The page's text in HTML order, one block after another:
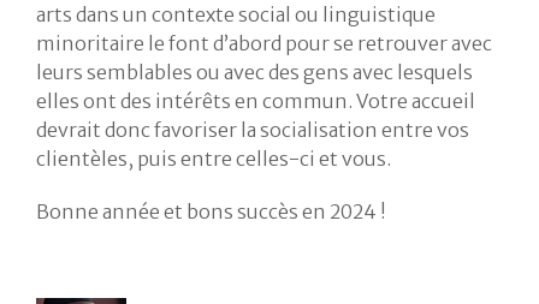
arts dans un contexte social ou linguistique
minoritaire le font d’abord pour se retrouver avec
leurs semblables ou avec des gens avec lesquels
elles ont des intérêts en commun. Votre accueil
devrait donc favoriser la socialisation entre vos
clientèles, puis entre celles-ci et vous.
Bonne année et bons succès en 2024 !